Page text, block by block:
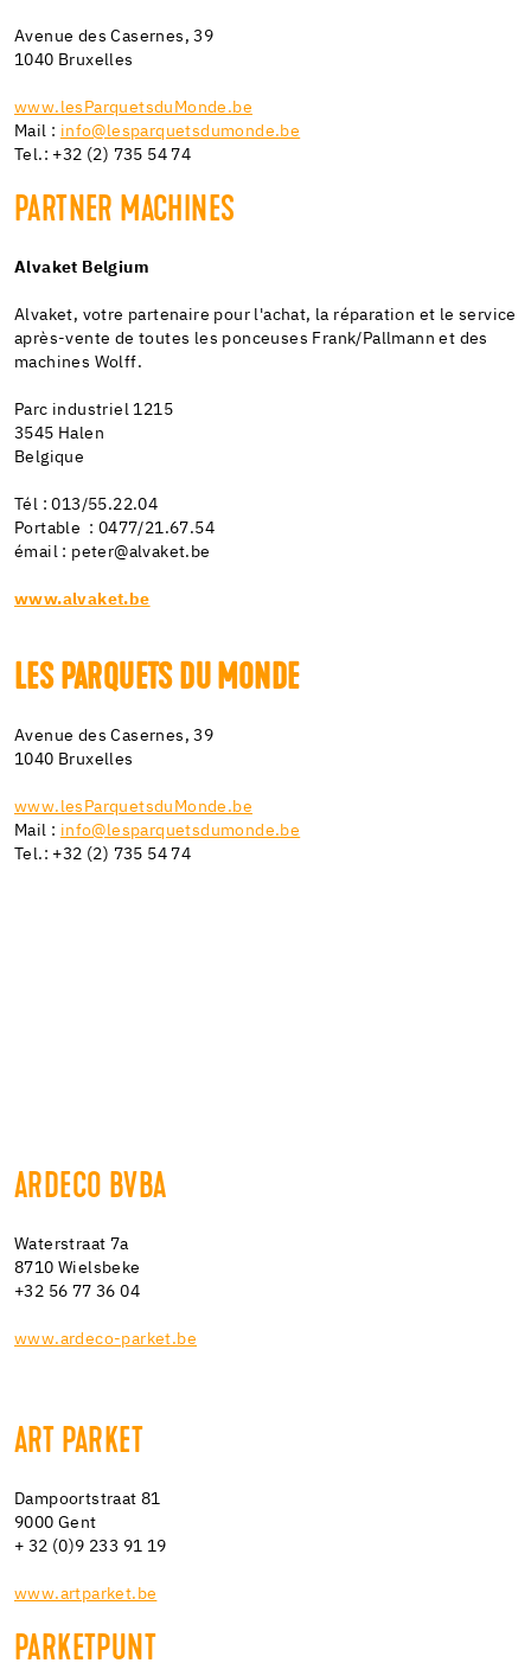
Avenue des Casernes, 39
1040 Bruxelles
www.lesParquetsduMonde.be
Mail : info@lesparquetsdumonde.be
Tel.: +32 (2) 735 54 74
PARTNER MACHINES
Alvaket Belgium
Alvaket, votre partenaire pour l'achat, la réparation et le service
après-vente de toutes les ponceuses Frank/Pallmann et des
machines Wolff.
Parc industriel 1215
3545 Halen
Belgique
Tél : 013/55.22.04
Portable : 0477/21.67.54
émail : peter@alvaket.be
www.alvaket.be
LES PARQUETS DU MONDE
Avenue des Casernes, 39
1040 Bruxelles
www.lesParquetsduMonde.be
Mail : info@lesparquetsdumonde.be
Tel.: +32 (2) 735 54 74
ARDECO BVBA
Waterstraat 7a
8710 Wielsbeke
+32 56 77 36 04
www.ardeco-parket.be
ART PARKET
Dampoortstraat 81
9000 Gent
+ 32 (0)9 233 91 19
www.artparket.be
PARKETPUNT